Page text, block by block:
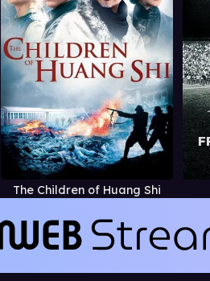
The Children of Huang Shi